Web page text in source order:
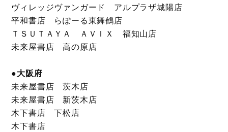
ヴィレッジヴァンガード アルプラザ城陽店
平和書店 らぽーる東舞鶴店
ＴＳＵＴＡＹＡ ＡＶＩＸ 福知山店
未来屋書店 高の原店
●大阪府
未来屋書店 茨木店
未来屋書店 新茨木店
木下書店 下松店
木下書店